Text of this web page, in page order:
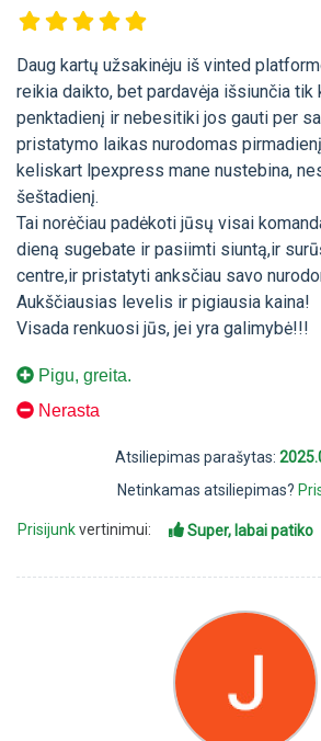
Daug kartų užsakinėju iš vinted
reikia daikto, bet pardavėja išsiunčia tik
penktadienį ir nebesitiki jos gauti per
pristatymo laikas nurodomas
keliskart lpexpress mane nustebina,
šeštadienį.
Tai norėčiau padėkoti jūsų visai
dieną sugebate ir pasiimti siuntą,ir
centre,ir pristatyti anksčiau savo
Aukščiausias levelis ir pigiausia kaina!
Visada renkuosi jūs, jei yra galimybė!!!
Pigu, greita.
Nerasta
Atsiliepimas parašytas:
Netinkamas atsiliepimas?
Prisijunkvertinimui: Super, labai patiko